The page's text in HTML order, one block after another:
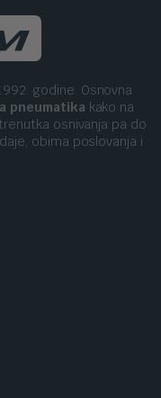
godine. Osnovna
pneumatika kako na
osnivanja pa do
obima poslovanja i